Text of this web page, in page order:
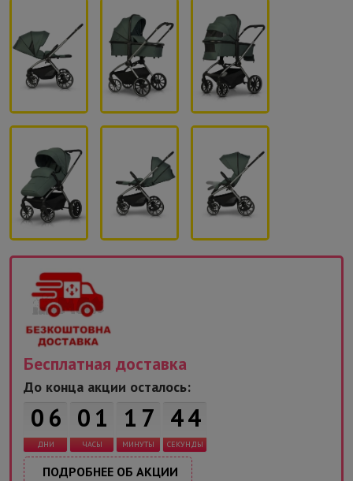
Бесплатная доставка
До конца акции осталось:
0 6
ДНИ
0 1
ЧАСЫ
1 7
МИНУТЫ
44
СЕКУНДЫ
ПОДРОБНЕЕ ОБ АКЦИИ